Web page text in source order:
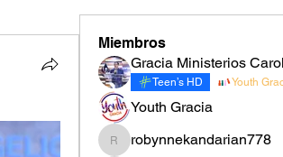
Miembros
Teen’s HD Youth
Youth Gracia
robynnekandarian778
robynnekandarian778